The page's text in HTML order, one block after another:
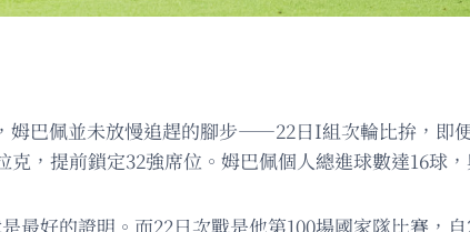
姆巴佩並未放慢追趕的腳步——22日I組次輪比拚，即
，提前鎖定32強席位。姆巴佩個人總進球數達16球
最好的證明。而22日次戰是他第100場國家隊比賽，